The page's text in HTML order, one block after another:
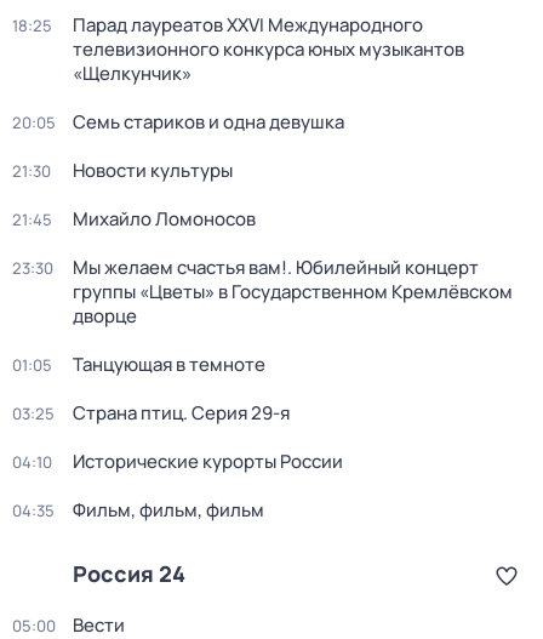
18:25
Парад лауреатов XXVI Международного
телевизионного конкурса юных музыкантов
«Щелкунчик»
20:05 Семь стариков и одна девушка
21:30 Новости культуры
21:45 Михайло Ломоносов
23:30
Мы желаем счастья вам!. Юбилейный концерт
группы «Цветы» в Государственном Кремлёвском
дворце
01:05 Танцующая в темноте
03:25 Страна птиц. Серия 29-я
04:10 Исторические курорты России
04:35 Фильм, фильм, фильм
Россия 24
05:00 Вести